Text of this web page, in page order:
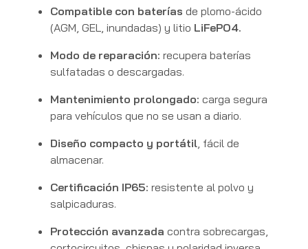
Compatible con baterías de plomo-ácido
(AGM, GEL, inundadas) y litio LiFePO4.
Modo de reparación: recupera baterías
sulfatadas o descargadas.
Mantenimiento prolongado: carga segura
para vehículos que no se usan a diario.
Diseño compacto y portátil, fácil de
almacenar.
Certificación IP65: resistente al polvo y
salpicaduras.
Protección avanzada contra sobrecargas,